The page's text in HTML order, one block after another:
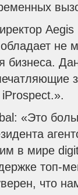
Aegis
не
бизнеса.
«Это
в мире
топ-
что